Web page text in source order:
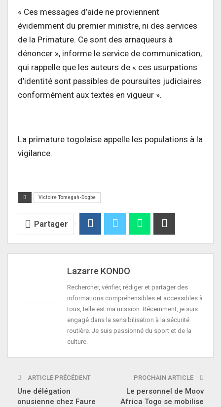
« Ces messages d’aide ne proviennent
évidemment du premier ministre, ni des services
de la Primature. Ce sont des arnaqueurs à
dénoncer », informe le service de communication,
qui rappelle que les auteurs de « ces usurpations
d’identité sont passibles de poursuites judiciaires
conformément aux textes en vigueur ».
La primature togolaise appelle les populations à la
vigilance.
Victoire Tomegah-Dogbe
Partager
Lazarre KONDO
Rechercher, vérifier, rédiger et partager des
informations compréhensibles et accessibles à
tous, telle est ma mission. Récemment, je suis
engagé dans la sensibilisation à la sécurité
routière. Je suis passionné du sport et de la
culture.
ARTICLE PRÉCÉDENT
Une délégation
onusienne chez Faure
PROCHAIN ARTICLE
Le personnel de Moov
Africa Togo se mobilise